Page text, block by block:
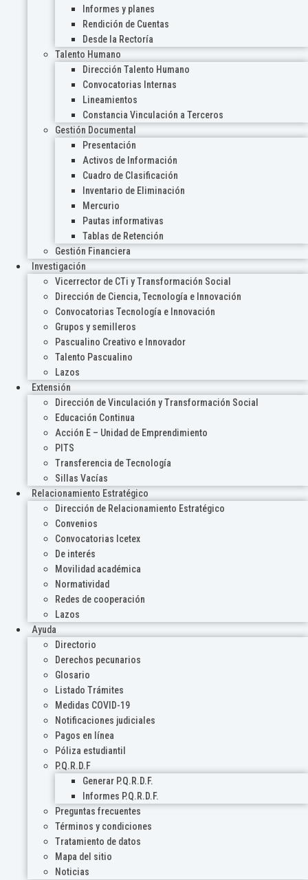
Informes y planes
Rendición de Cuentas
Desde la Rectoría
Talento Humano
Dirección Talento Humano
Convocatorias Internas
Lineamientos
Constancia Vinculación a Terceros
Gestión Documental
Presentación
Activos de Información
Cuadro de Clasificación
Inventario de Eliminación
Mercurio
Pautas informativas
Tablas de Retención
Gestión Financiera
Investigación
Vicerrector de CTi y Transformación Social
Dirección de Ciencia, Tecnología e Innovación
Convocatorias Tecnología e Innovación
Grupos y semilleros
Pascualino Creativo e Innovador
Talento Pascualino
Lazos
Extensión
Dirección de Vinculación y Transformación Social
Educación Continua
Acción E – Unidad de Emprendimiento
PITS
Transferencia de Tecnología
Sillas Vacías
Relacionamiento Estratégico
Dirección de Relacionamiento Estratégico
Convenios
Convocatorias Icetex
De interés
Movilidad académica
Normatividad
Redes de cooperación
Lazos
Ayuda
Directorio
Derechos pecunarios
Glosario
Listado Trámites
Medidas COVID-19
Notificaciones judiciales
Pagos en línea
Póliza estudiantil
P.Q.R.D.F
Generar P.Q.R.D.F.
Informes P.Q.R.D.F.
Preguntas frecuentes
Términos y condiciones
Tratamiento de datos
Mapa del sitio
Noticias